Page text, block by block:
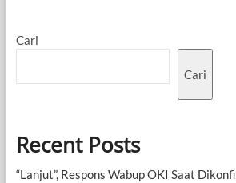
Cari
Cari
Recent Posts
“Lanjut”, Respons Wabup OKI Saat